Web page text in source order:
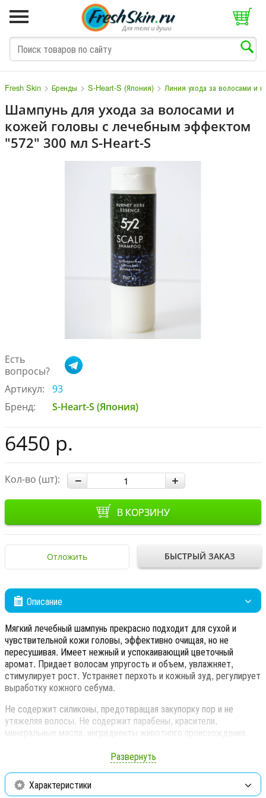
Fresh Skin > Бренды > S-Heart-S (Япония) > Линия ухода за волосами и
Шампунь для ухода за волосами и
кожей головы с лечебным эффектом
"572" 300 мл S-Heart-S
Есть
вопросы?
Артикул:
93
Бренд:
S-Heart-S (Япония)
6450 р.
Кол-во (шт):
В КОРЗИНУ
Отложить БЫСТРЫЙ ЗАКАЗ
Описание
Мягкий лечебный шампунь прекрасно подходит для сухой и
чувствительной кожи головы, эффективно очищая, но не
пересушивая. Имеет нежный и успокаивающий цветочный
аромат. Придает волосам упругость и объем, увлажняет,
стимулирует рост. Устраняет перхоть и кожный зуд, регулирует
выработку кожного себума.
Не содержит силиконы, предотвращая закупорку пор и не
утяжеляя волосы. Не содержит парабены, красители,
минеральные масла, ингредиенты животного происхождения,
Дикалий глицирризинат
Развернуть
Характеристики
M N O P Q S T